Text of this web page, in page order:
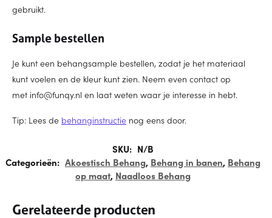
gebruikt.
Sample bestellen
Je kunt een behangsample bestellen, zodat je het materiaal
kunt voelen en de kleur kunt zien. Neem even contact op
met info@funqy.nl en laat weten waar je interesse in hebt.
Tip: Lees de behanginstructie nog eens door.
SKU: N/B
Categorieën: Akoestisch Behang, Behang in banen, Behang
op maat, Naadloos Behang
Gerelateerde producten